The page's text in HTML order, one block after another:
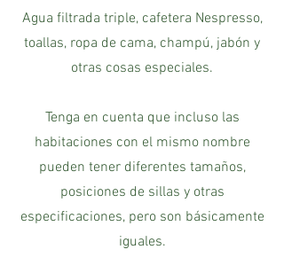
Agua filtrada triple, cafetera Nespresso,
toallas, ropa de cama, champú, jabón y
otras cosas especiales.
Tenga en cuenta que incluso las
habitaciones con el mismo nombre
pueden tener diferentes tamaños,
posiciones de sillas y otras
especificaciones, pero son básicamente
iguales.